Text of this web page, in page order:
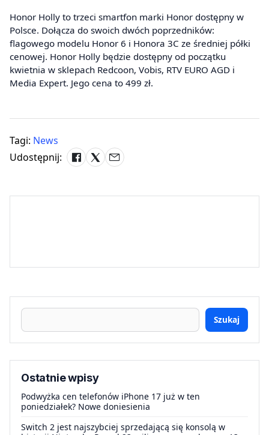
Honor Holly to trzeci smartfon marki Honor dostępny w
Polsce. Dołącza do swoich dwóch poprzedników:
flagowego modelu Honor 6 i Honora 3C ze średniej półki
cenowej. Honor Holly będzie dostępny od początku
kwietnia w sklepach Redcoon, Vobis, RTV EURO AGD i
Media Expert. Jego cena to 499 zł.
Tagi: News
Udostępnij:
Szukaj
Ostatnie wpisy
Podwyżka cen telefonów iPhone 17 już w ten
poniedziałek? Nowe doniesienia
Switch 2 jest najszybciej sprzedającą się konsolą w